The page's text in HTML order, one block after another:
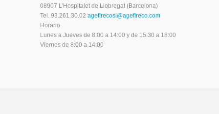
08907 L'Hospitalet de Llobregat (Barcelona)
Tel. 93.261.30.02 agefirecosl@agefireco.com
Horario
Lunes a Jueves de 8:00 a 14:00 y de 15:30 a 18:00
Viernes de 8:00 a 14:00